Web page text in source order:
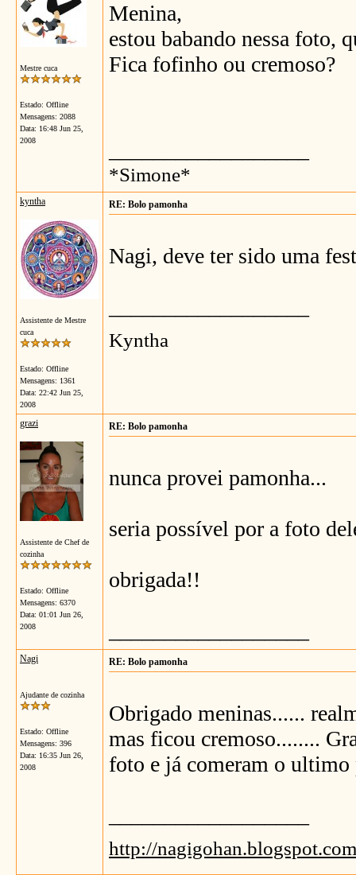
Mestre cuca
Estado: Offline
Mensagens: 2088
Data: 16:48 Jun 25,
2008
Menina,
estou babando nessa foto,
Fica fofinho ou cremoso?
*Simone*
kyntha
Assistente de Mestre
cuca
Estado: Offline
Mensagens: 1361
Data: 22:42 Jun 25,
2008
RE: Bolo pamonha
Nagi, deve ter sido uma
Kyntha
grazi
Assistente de Chef de
cozinha
Estado: Offline
Mensagens: 6370
Data: 01:01 Jun 26,
2008
RE: Bolo pamonha
nunca provei pamonha...
seria possível por a foto
obrigada!!
Nagi
Ajudante de cozinha
Estado: Offline
Mensagens: 396
Data: 16:35 Jun 26,
2008
RE: Bolo pamonha
Obrigado meninas......
mas ficou cremoso........
foto e já comeram o
http://